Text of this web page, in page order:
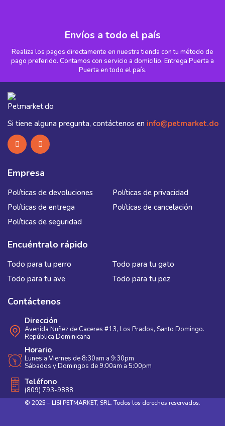
Envíos a todo el país
Realiza los pagos directamente en nuestra tienda con tu método de
pago preferido. Contamos con servicio a domicilio. Entrega Puerta a
Puerta en todo el país.
Si tiene alguna pregunta, contáctenos en info@petmarket.do
Empresa
Políticas de devoluciones
Políticas de privacidad
Políticas de entrega
Políticas de cancelación
Políticas de seguridad
Encuéntralo rápido
Todo para tu perro
Todo para tu gato
Todo para tu ave
Todo para tu pez
Contáctenos
Dirección
Avenida Nuñez de Caceres #13, Los Prados, Santo Domingo.
República Dominicana
Horario
Lunes a Viernes de 8:30am a 9:30pm
Sábados y Domingos de 9:00am a 5:00pm
Teléfono
(809) 793-9888
© 2025 – LISI PETMARKET, SRL. Todos los derechos reservados.